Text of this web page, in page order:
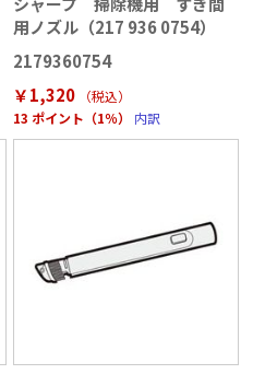
用ノズル（217 936 0754）
2179360754
￥1,320
（税込）
13 ポイント（1％）
内訳